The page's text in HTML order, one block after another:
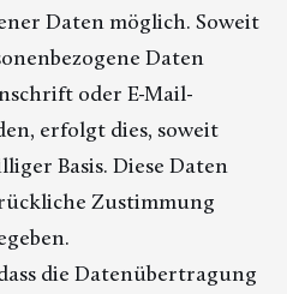
Daten möglich. Soweit
Daten
oder E-Mail-
erfolgt dies, soweit
Basis. Diese Daten
Zustimmung
die Datenübertragung